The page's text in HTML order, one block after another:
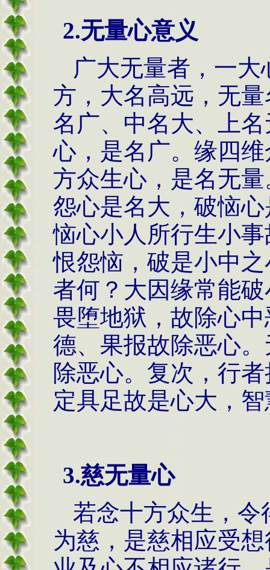
2.无量心意义
广大无量者，一
方，大名高远，无
名广、中名大、上
心，是名广。缘四
方众生心，是名无
怨心是名大，破恼
恼心小人所行生小
恨怨恼，破是小中
者何？大因缘常能
畏堕地狱，故除心
德、果报故除恶心
除恶心。复次，行
定具足故是心大，
3.慈无量心
若念十方众生，令
为慈，是慈相应受